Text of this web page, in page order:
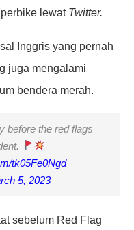
lewat Twitter.
Inggris yang pernah
juga mengalami
bendera merah.
before the red flags
tk05Fe0Ngd
5, 2023
sebelum Red Flag